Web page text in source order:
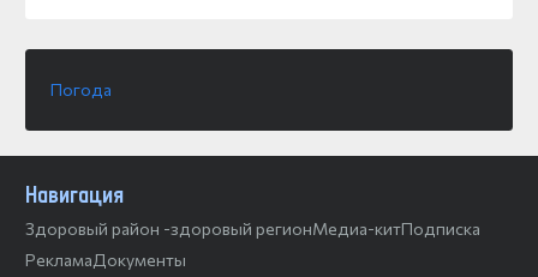
Погода
Навигация
Здоровый район -здоровый регионМедиа-китПодписка
РекламаДокументы